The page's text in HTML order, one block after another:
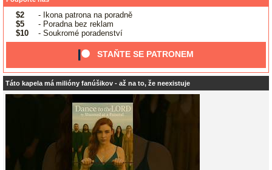
$2
- Ikona patrona na poradně
$5
- Poradna bez reklam
$10
- Soukromé poradenství
STAŇTE SE PATRONEM
Táto kapela má milióny fanúšikov - až na to, že neexistuje